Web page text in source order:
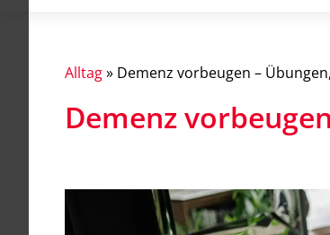
Alltag
Elektromobile
Elektrorollstühle
Alltag» Demenz vorbeugen –
Demenz